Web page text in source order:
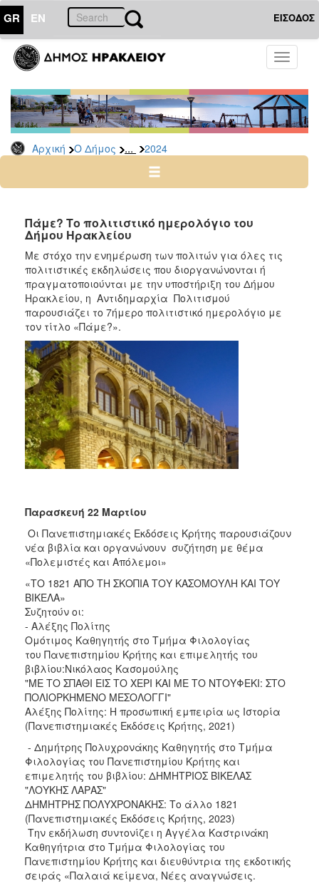
GR EN ΕΙΣΟΔΟΣ
Toggle
Αρχική Ο Δήμος ... 2024
ΔΗΜΟΣ
Δελτία
Τύπου
Αρχείο
2026
2024
2022
2021
2020
2019
2018
2017
2016
2015
2013
2012
2011
2010
ΠΟΛΙΤΙΣΜΟΣ
ΑΝΘΕΚΤΙΚΗ
ΠΟΛΗ
Πάμε? Το πολιτιστικό ημερολόγιο του
Δήμου Ηρακλείου
Με στόχο την ενημέρωση των πολιτών για όλες τις
πολιτιστικές εκδηλώσεις που διοργανώνονται ή
πραγματοποιούνται με την υποστήριξη του Δήμου
Ηρακλείου, η Αντιδημαρχία Πολιτισμού
παρουσιάζει το 7ήμερο πολιτιστικό ημερολόγιο με
τον τίτλο «Πάμε?».
Παρασκευή 22 Μαρτίου
Οι Πανεπιστημιακές Εκδόσεις Κρήτης παρουσιάζουν
νέα βιβλία και οργανώνουν συζήτηση με θέμα
«Πολεμιστές και Απόλεμοι»
«ΤΟ 1821 ΑΠΟ ΤΗ ΣΚΟΠΙΑ ΤΟΥ ΚΑΣΟΜΟΥΛΗ ΚΑΙ ΤΟΥ
ΒΙΚΕΛΑ»
Συζητούν οι:
- Αλέξης Πολίτης
Ομότιμος Καθηγητής στο Τμήμα Φιλολογίας
του Πανεπιστημίου Κρήτης και επιμελητής του
βιβλίου:Νικόλαος Κασομούλης
"ΜΕ ΤΟ ΣΠΑΘΙ ΕΙΣ ΤΟ ΧΕΡΙ ΚΑΙ ΜΕ ΤΟ ΝΤΟΥΦΕΚΙ: ΣΤΟ
ΠΟΛΙΟΡΚΗΜΕΝΟ ΜΕΣΟΛΟΓΓΙ"
Αλέξης Πολίτης: Η προσωπική εμπειρία ως Ιστορία
(Πανεπιστημιακές Εκδόσεις Κρήτης, 2021)
- Δημήτρης Πολυχρονάκης Καθηγητής στο Τμήμα
Φιλολογίας του Πανεπιστημίου Κρήτης και
επιμελητής του βιβλίου: ΔΗΜΗΤΡΙΟΣ ΒΙΚΕΛΑΣ
"ΛΟΥΚΗΣ ΛΑΡΑΣ"
ΔΗΜΗΤΡΗΣ ΠΟΛΥΧΡΟΝΑΚΗΣ: Το άλλο 1821
(Πανεπιστημιακές Εκδόσεις Κρήτης, 2023)
Την εκδήλωση συντονίζει η Αγγέλα Καστρινάκη
Καθηγήτρια στο Τμήμα Φιλολογίας του
Πανεπιστημίου Κρήτης και διευθύντρια της εκδοτικής
σειράς «Παλαιά κείμενα, Νέες αναγνώσεις.